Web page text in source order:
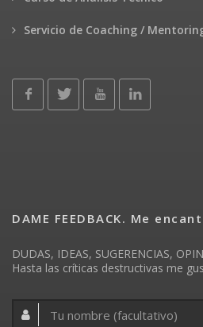
Servicio de Coaching /
DAME FEEDBACK. Me
DUDAS, IDEAS, SUGERENCIAS,
Hasta las críticas destructivas me